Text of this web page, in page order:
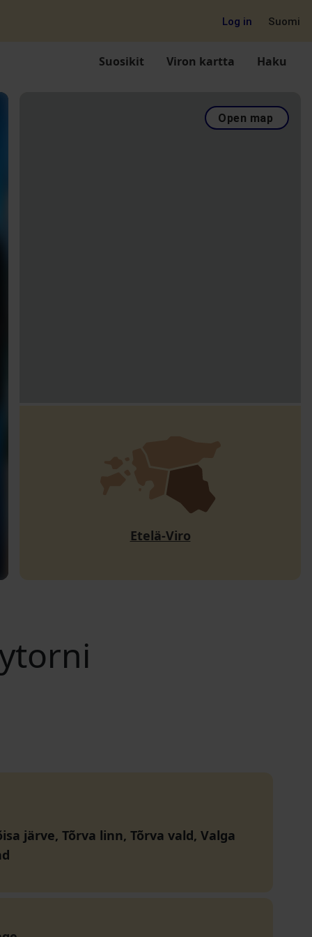
Log in Suomi
Suosikit Viron kartta Haku
Open map
Etelä-Viro
järve, Tõrva linn, Tõrva vald, Valga